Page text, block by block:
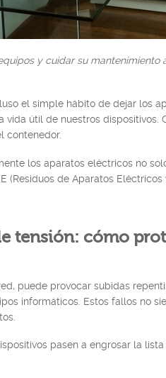
y cuidar su mantenimiento
el simple hábito de dejar los
útil de nuestros dispositivos.
contenedor.
los aparatos eléctricos no
(Residuos de Aparatos Eléctricos
tensión: cómo
puede provocar subidas
informáticos. Estos fallos no
pasen a engrosar la